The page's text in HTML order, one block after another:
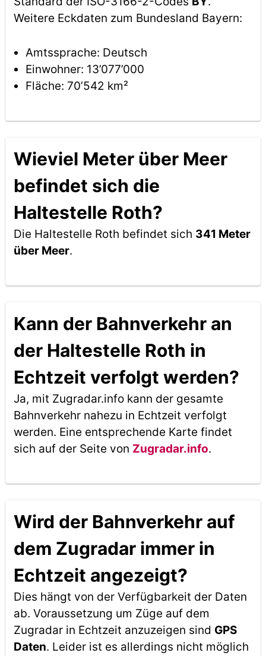
Weitere Eckdaten zum Bundesland Bayern:
Amtssprache: Deutsch
Einwohner: 13’077’000
Fläche: 70’542 km²
Wieviel Meter über Meer
befindet sich die
Haltestelle Roth?
Die Haltestelle Roth befindet sich 341 Meter
über Meer.
Kann der Bahnverkehr an
der Haltestelle Roth in
Echtzeit verfolgt werden?
Ja, mit Zugradar.info kann der gesamte
Bahnverkehr nahezu in Echtzeit verfolgt
werden. Eine entsprechende Karte findet
sich auf der Seite von Zugradar.info.
Wird der Bahnverkehr auf
dem Zugradar immer in
Echtzeit angezeigt?
Dies hängt von der Verfügbarkeit der Daten
ab. Voraussetzung um Züge auf dem
Zugradar in Echtzeit anzuzeigen sind GPS
Daten. Leider ist es allerdings nicht möglich